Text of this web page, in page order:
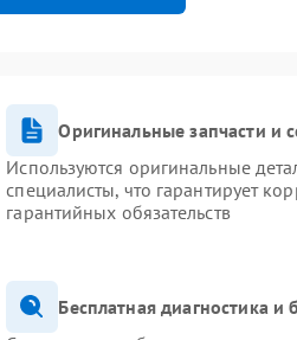
Оригинальные запчасти и
Используются оригинальные
специалисты, что гарантирует
гарантийных обязательств
Бесплатная диагностика